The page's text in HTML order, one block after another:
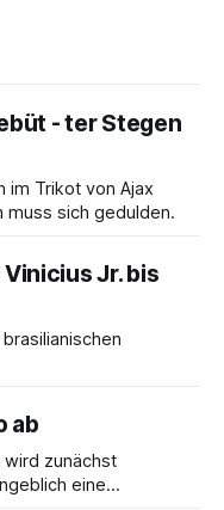
- ter Stegen
im Trikot von Ajax
muss sich gedulden.
Jr. bis
ab
zunächst
eine